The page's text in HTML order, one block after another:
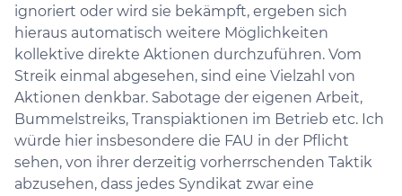
ignoriert oder wird sie bekämpft, ergeben sich
hieraus automatisch weitere Möglichkeiten
kollektive direkte Aktionen durchzuführen. Vom
Streik einmal abgesehen, sind eine Vielzahl von
Aktionen denkbar. Sabotage der eigenen Arbeit,
Bummelstreiks, Transpiaktionen im Betrieb etc. Ich
würde hier insbesondere die FAU in der Pflicht
sehen, von ihrer derzeitig vorherrschenden Taktik
abzusehen, dass jedes Syndikat zwar eine